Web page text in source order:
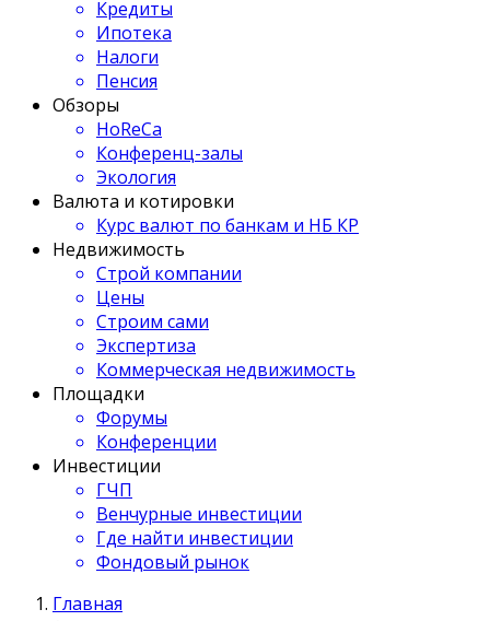
Кредиты
Ипотека
Налоги
Пенсия
Обзоры
HoReCa
Конференц-залы
Экология
Валюта и котировки
Курс валют по банкам и НБ КР
Недвижимость
Строй компании
Цены
Строим сами
Экспертиза
Коммерческая недвижимость
Площадки
Форумы
Конференции
Инвестиции
ГЧП
Венчурные инвестиции
Где найти инвестиции
Фондовый рынок
Главная